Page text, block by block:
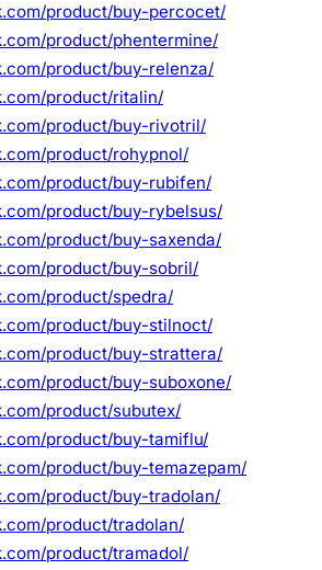
product/buy-percocet/
product/phentermine/
product/buy-relenza/
product/ritalin/
product/buy-rivotril/
product/rohypnol/
product/buy-rubifen/
product/buy-rybelsus/
product/buy-saxenda/
product/buy-sobril/
product/spedra/
product/buy-stilnoct/
product/buy-strattera/
product/buy-suboxone/
product/subutex/
product/buy-tamiflu/
product/buy-temazepam/
product/buy-tradolan/
product/tradolan/
product/tramadol/